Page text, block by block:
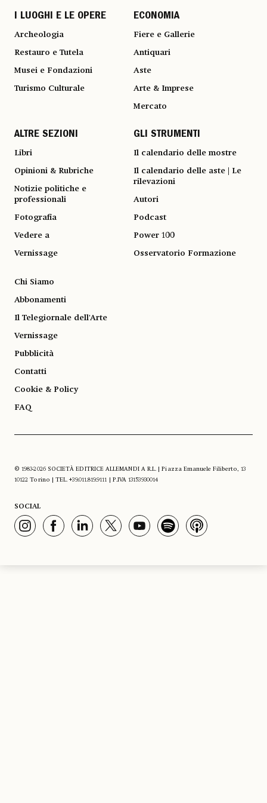
I LUOGHI E LE OPERE
Archeologia
Restauro e Tutela
Musei e Fondazioni
Turismo Culturale
ECONOMIA
Fiere e Gallerie
Antiquari
Aste
Arte & Imprese
Mercato
ALTRE SEZIONI
Libri
Opinioni & Rubriche
Notizie politiche e
professionali
Fotografia
Vedere a
Vernissage
GLI STRUMENTI
Il calendario delle mostre
Il calendario delle aste | Le
rilevazioni
Autori
Podcast
Power 100
Osservatorio Formazione
Chi Siamo
Abbonamenti
Il Telegiornale dell'Arte
Vernissage
Pubblicità
Contatti
Cookie & Policy
FAQ
© 1983-2026 SOCIETÀ EDITRICE ALLEMANDI A R.L. | Piazza Emanuele Filiberto, 13
10122 Torino | TEL. +39.011.819.9111 | P.IVA 13153930014
SOCIAL